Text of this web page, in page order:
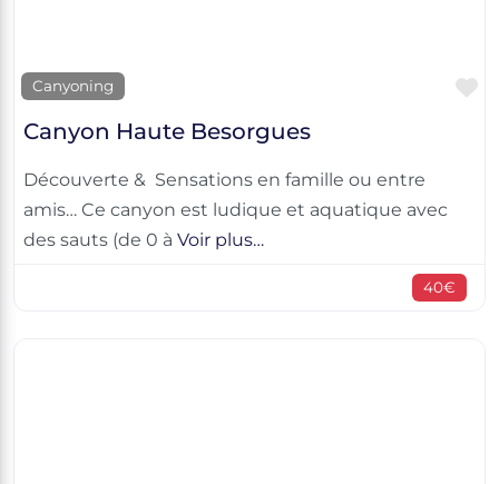
Canyoning
Canyon Haute Besorgues
Découverte & Sensations en famille ou entre
amis… Ce canyon est ludique et aquatique avec
des sauts (de 0 à Voir plus…
40€